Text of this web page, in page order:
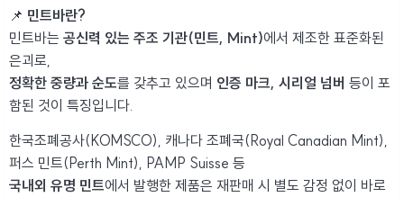
📌 민트바란?
민트바는 공신력 있는 주조 기관(민트, Mint)에서 제조한 표준화된
은괴로,
정확한 중량과 순도를 갖추고 있으며 인증 마크, 시리얼 넘버 등이 포
함된 것이 특징입니다.
한국조폐공사(KOMSCO), 캐나다 조폐국(Royal Canadian Mint),
퍼스 민트(Perth Mint), PAMP Suisse 등
국내외 유명 민트에서 발행한 제품은 재판매 시 별도 감정 없이 바로